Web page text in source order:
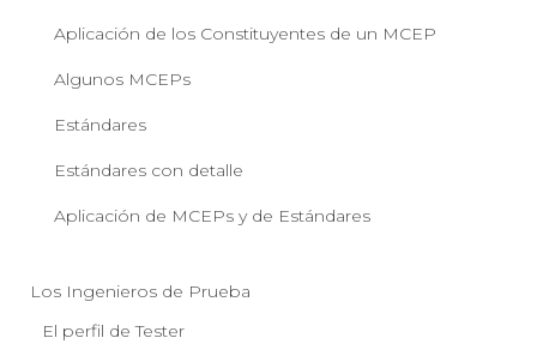
Aplicación de los Constituyentes de un MCEP
Algunos MCEPs
Estándares
Estándares con detalle
Aplicación de MCEPs y de Estándares
Los Ingenieros de Prueba
El perfil de Tester